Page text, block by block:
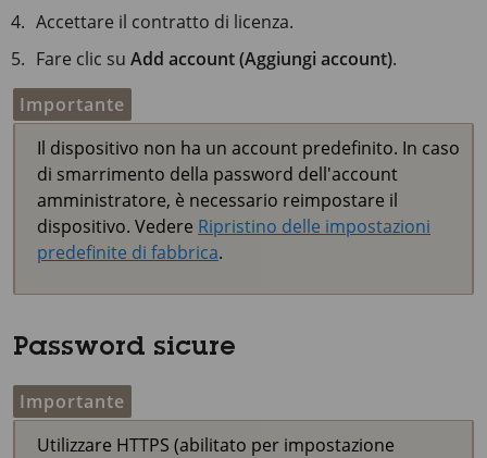
Accettare il contratto di licenza.
Fare clic suAdd account (Aggiungi account).
Importante
Il dispositivo non ha un account predefinito. In caso
di smarrimento della password dell'account
amministratore, è necessario reimpostare il
dispositivo. Vedere Ripristino delle impostazioni
predefinite di fabbrica.
Password sicure
Importante
Utilizzare HTTPS (abilitato per impostazione